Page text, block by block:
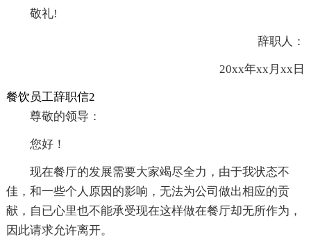
敬礼!
辞职人：
20xx年xx月xx日
餐饮员工辞职信2
尊敬的领导：
您好！
现在餐厅的发展需要大家竭尽全力，由于我状态不
佳，和一些个人原因的影响，无法为公司做出相应的贡
献，自已心里也不能承受现在这样做在餐厅却无所作为，
因此请求允许离开。